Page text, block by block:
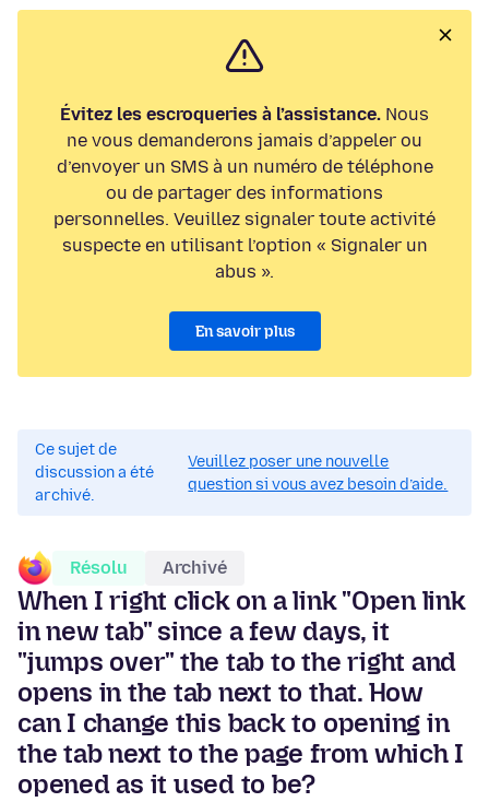
Évitez les escroqueries à l’assistance. Nous
ne vous demanderons jamais d’appeler ou
d’envoyer un SMS à un numéro de téléphone
ou de partager des informations
personnelles. Veuillez signaler toute activité
suspecte en utilisant l’option « Signaler un
abus ».
En savoir plus
Ce sujet de
discussion a été
archivé.
Veuillez poser une nouvelle
question si vous avez besoin d’aide.
Résolu Archivé
When I right click on a link "Open link
in new tab" since a few days, it
"jumps over" the tab to the right and
opens in the tab next to that. How
can I change this back to opening in
the tab next to the page from which I
opened as it used to be?